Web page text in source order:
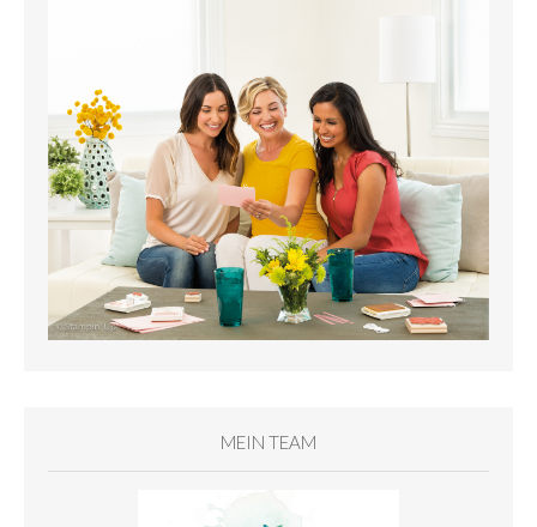
MEIN TEAM